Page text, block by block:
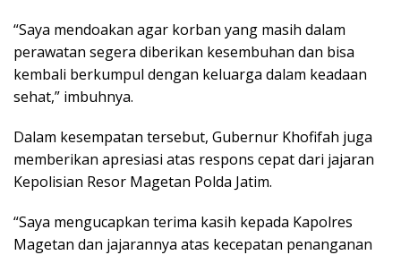
“Saya mendoakan agar korban yang masih dalam
perawatan segera diberikan kesembuhan dan bisa
kembali berkumpul dengan keluarga dalam keadaan
sehat,” imbuhnya.
Dalam kesempatan tersebut, Gubernur Khofifah juga
memberikan apresiasi atas respons cepat dari jajaran
Kepolisian Resor Magetan Polda Jatim.
“Saya mengucapkan terima kasih kepada Kapolres
Magetan dan jajarannya atas kecepatan penanganan